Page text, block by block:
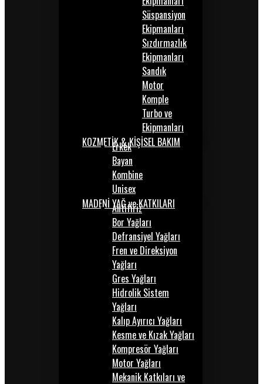
Süspansiyon
Ekipmanları
Sızdırmazlık
Ekipmanları
Sandık
Motor
Komple
Turbo ve
Ekipmanları
KOZMETİK & KİŞİSEL BAKIM
Erkek
Bayan
Kombine
Unisex
MADENİ YAĞ ve KATKILARI
Antifiriz
Bor Yağları
Defransiyel Yağları
Fren ve Direksiyon
Yağları
Gres Yağları
Hidrolik Sistem
Yağları
Kalıp Ayırıcı Yağları
Kesme ve Kızak Yağları
Kompresör Yağları
Motor Yağları
Mekanik Katkıları ve